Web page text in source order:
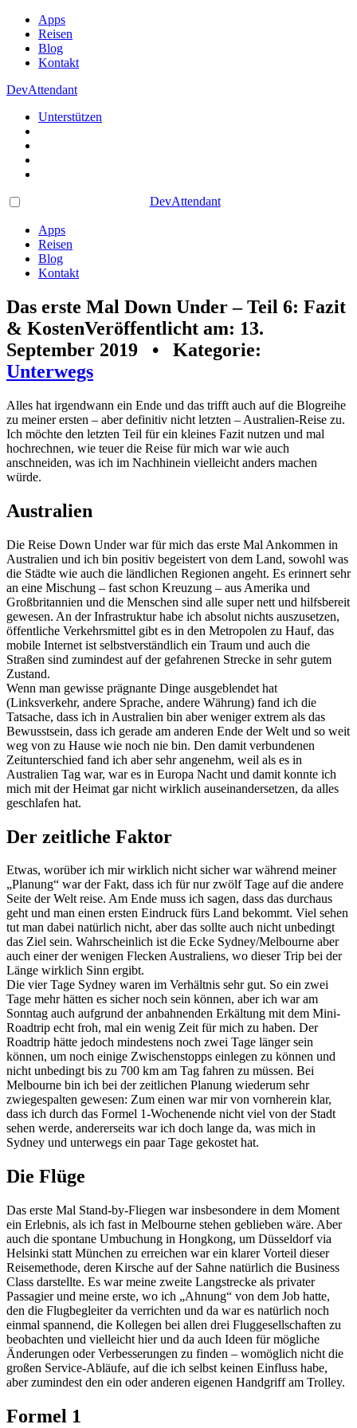
Apps
Reisen
Blog
Kontakt
DevAttendant
Unterstützen
DevAttendant
Apps
Reisen
Blog
Kontakt
Das erste Mal Down Under – Teil 6: Fazit
& KostenVeröffentlicht am: 13.
September 2019 • Kategorie:
Unterwegs
Alles hat irgendwann ein Ende und das trifft auch auf die Blogreihe
zu meiner ersten – aber definitiv nicht letzten – Australien-Reise zu.
Ich möchte den letzten Teil für ein kleines Fazit nutzen und mal
hochrechnen, wie teuer die Reise für mich war wie auch
anschneiden, was ich im Nachhinein vielleicht anders machen
würde.
Australien
Die Reise Down Under war für mich das erste Mal Ankommen in
Australien und ich bin positiv begeistert von dem Land, sowohl was
die Städte wie auch die ländlichen Regionen angeht. Es erinnert sehr
an eine Mischung – fast schon Kreuzung – aus Amerika und
Großbritannien und die Menschen sind alle super nett und hilfsbereit
gewesen. An der Infrastruktur habe ich absolut nichts auszusetzen,
öffentliche Verkehrsmittel gibt es in den Metropolen zu Hauf, das
mobile Internet ist selbstverständlich ein Traum und auch die
Straßen sind zumindest auf der gefahrenen Strecke in sehr gutem
Zustand.
Wenn man gewisse prägnante Dinge ausgeblendet hat
(Linksverkehr, andere Sprache, andere Währung) fand ich die
Tatsache, dass ich in Australien bin aber weniger extrem als das
Bewusstsein, dass ich gerade am anderen Ende der Welt und so weit
weg von zu Hause wie noch nie bin. Den damit verbundenen
Zeitunterschied fand ich aber sehr angenehm, weil als es in
Australien Tag war, war es in Europa Nacht und damit konnte ich
mich mit der Heimat gar nicht wirklich auseinandersetzen, da alles
geschlafen hat.
Der zeitliche Faktor
Etwas, worüber ich mir wirklich nicht sicher war während meiner
„Planung“ war der Fakt, dass ich für nur zwölf Tage auf die andere
Seite der Welt reise. Am Ende muss ich sagen, dass das durchaus
geht und man einen ersten Eindruck fürs Land bekommt. Viel sehen
tut man dabei natürlich nicht, aber das sollte auch nicht unbedingt
das Ziel sein. Wahrscheinlich ist die Ecke Sydney/Melbourne aber
auch einer der wenigen Flecken Australiens, wo dieser Trip bei der
Länge wirklich Sinn ergibt.
Die vier Tage Sydney waren im Verhältnis sehr gut. So ein zwei
Tage mehr hätten es sicher noch sein können, aber ich war am
Sonntag auch aufgrund der anbahnenden Erkältung mit dem Mini-
Roadtrip echt froh, mal ein wenig Zeit für mich zu haben. Der
Roadtrip hätte jedoch mindestens noch zwei Tage länger sein
können, um noch einige Zwischenstopps einlegen zu können und
nicht unbedingt bis zu 700 km am Tag fahren zu müssen. Bei
Melbourne bin ich bei der zeitlichen Planung wiederum sehr
zwiegespalten gewesen: Zum einen war mir von vornherein klar,
dass ich durch das Formel 1-Wochenende nicht viel von der Stadt
sehen werde, andererseits war ich doch lange da, was mich in
Sydney und unterwegs ein paar Tage gekostet hat.
Die Flüge
Das erste Mal Stand-by-Fliegen war insbesondere in dem Moment
ein Erlebnis, als ich fast in Melbourne stehen geblieben wäre. Aber
auch die spontane Umbuchung in Hongkong, um Düsseldorf via
Helsinki statt München zu erreichen war ein klarer Vorteil dieser
Reisemethode, deren Kirsche auf der Sahne natürlich die Business
Class darstellte. Es war meine zweite Langstrecke als privater
Passagier und meine erste, wo ich „Ahnung“ von dem Job hatte,
den die Flugbegleiter da verrichten und da war es natürlich noch
einmal spannend, die Kollegen bei allen drei Fluggesellschaften zu
beobachten und vielleicht hier und da auch Ideen für mögliche
Änderungen oder Verbesserungen zu finden – womöglich nicht die
großen Service-Abläufe, auf die ich selbst keinen Einfluss habe,
aber zumindest den ein oder anderen eigenen Handgriff am Trolley.
Formel 1